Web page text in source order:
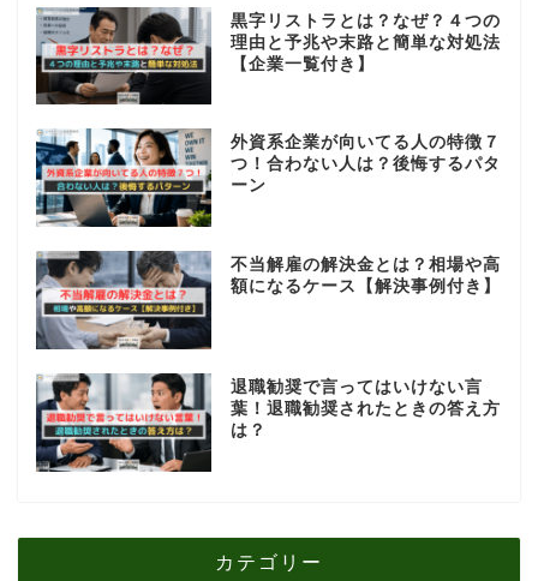
黒字リストラとは？なぜ？４つの
理由と予兆や末路と簡単な対処法
【企業一覧付き】
外資系企業が向いてる人の特徴７
つ！合わない人は？後悔するパタ
ーン
不当解雇の解決金とは？相場や高
額になるケース【解決事例付き】
退職勧奨で言ってはいけない言
葉！退職勧奨されたときの答え方
は？
カテゴリー